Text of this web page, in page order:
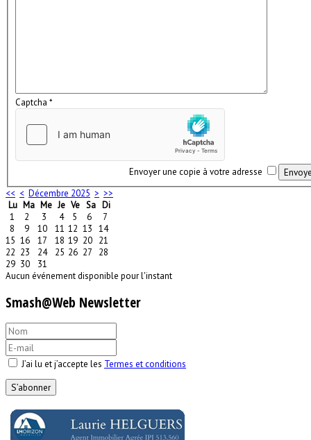
Captcha *
Envoyer une copie à votre adresse
<< < Décembre 2025 > >>
Lu Ma Me Je Ve Sa Di
1
2 3 4 5 6
7
8
9 10 11 12 13 14
15 16 17 18 19 20 21
22 23 24 25 26 27
28
29 30
31
Aucun événement disponible pour l'instant
Smash@Web Newsletter
J’ai lu et j’accepte les Termes et conditions